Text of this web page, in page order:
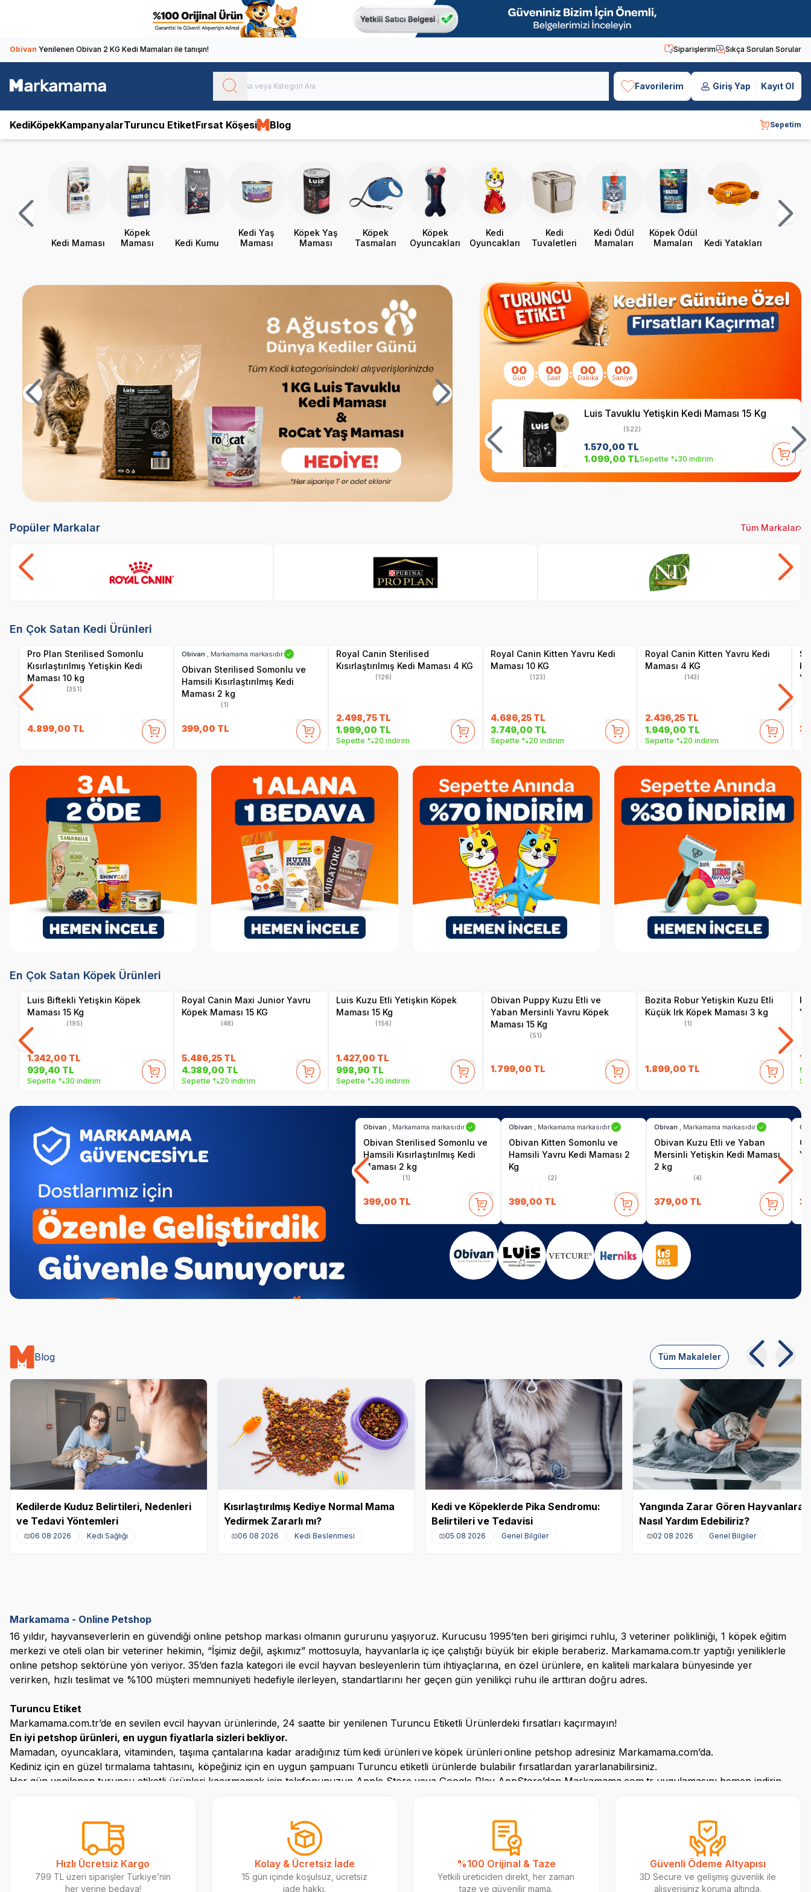
Obivan Yenilenen Obivan 2 KG Kedi Mamaları ile tanışın! Siparişlerim Sıkça Sorulan Sorular
Favorilerim Giriş Yap Kayıt Ol
KediKöpekKampanyalarTuruncu EtiketFırsat Köşesi Blog Sepetim
Kedi Maması
Köpek
Maması
Kedi Kumu
Kedi Yaş
Maması
Köpek Yaş
Maması
Köpek
Tasmaları
Köpek
Oyuncakları
Kedi
Oyuncakları
Kedi
Tuvaletleri
Kedi Ödül
Mamaları
Köpek Ödül
Mamaları
Kedi Yatakları
00
Gün : 00
Saat : 00
Dakika : 00
Saniye
Luis Tavuklu Yetişkin Kedi Maması 15 Kg
(522)
1.570,00 TL
1.099,00 TLSepette %30 indirim
Popüler Markalar Tüm Markalar
Royal Canin
En Çok Satan Kedi Ürünleri
Hızlı Teslimat
Kargo Bedava
Yetkili
Satıcı
Pro Plan Sterilised Somonlu
Kısırlaştırılmış Yetişkin Kedi
Maması 10 kg
(351)
4.899,00 TL
Obivan , Markamama markasıdır. ✓
Obivan Sterilised Somonlu ve
Hamsili Kısırlaştırılmış Kedi
Maması 2 kg
(1)
399,00 TL
Royal Canin Sterilised
Kısırlaştırılmış Kedi Maması 4 KG
(126)
2.498,75TL
1.999,00 TL
Sepette %20 indirim
Royal Canin Kitten Yavru Kedi
Maması 10 KG
(123)
4.686,25TL
3.749,00 TL
Sepette %20 indirim
Royal Canin Kitten Yavru Kedi
Maması 4 KG
(143)
2.436,25TL
1.949,00 TL
Sepette %20 indirim
En Çok Satan Köpek Ürünleri
Hızlı Teslimat
Kargo Bedava
Yetkili
Satıcı
Luis Biftekli Yetişkin Köpek
Maması 15 Kg
(195)
1.342,00 TL
939,40 TL
Sepette %30 indirim
Royal Canin Maxi Junior Yavru
Köpek Maması 15 KG
(48)
5.486,25TL
4.389,00 TL
Sepette %20 indirim
Luis Kuzu Etli Yetişkin Köpek
Maması 15 Kg
(156)
1.427,00 TL
998,90 TL
Sepette %30 indirim
Obivan Puppy Kuzu Etli ve
Yaban Mersinli Yavru Köpek
Maması 15 Kg
(51)
1.799,00 TL
Bozita Robur Yetişkin Kuzu Etli
Küçük Irk Köpek Maması 3 kg
(1)
1.899,00 TL
Obivan , Markamama markasıdır. ✓
Obivan Sterilised Somonlu ve
Hamsili Kısırlaştırılmış Kedi
Maması 2 kg
(1)
399,00 TL
Obivan , Markamama markasıdır. ✓
Obivan Kitten Somonlu ve
Hamsili Yavru Kedi Maması 2
Kg
(2)
399,00 TL
Obivan , Markamama markasıdır. ✓
Obivan Kuzu Etli ve Yaban
Mersinli Yetişkin Kedi Maması
2 kg
(4)
379,00 TL
Blog Tüm Makaleler
Kedilerde Kuduz Belirtileri, Nedenleri
ve Tedavi Yöntemleri
06 08 2026 Kedi Sağlığı
Kısırlaştırılmış Kediye Normal Mama
Yedirmek Zararlı mı?
06 08 2026 Kedi Beslenmesi
Kedi ve Köpeklerde Pika Sendromu:
Belirtileri ve Tedavisi
05 08 2026 Genel Bilgiler
Yangında Zarar Gören Hayvanlara
Nasıl Yardım Edebiliriz?
02 08 2026 Genel Bilgiler
Markamama - Online Petshop
16 yıldır, hayvanseverlerin en güvendiği online petshop markası olmanın gururunu yaşıyoruz. Kurucusu 1995’ten beri girişimci ruhlu, 3 veteriner polikliniği, 1 köpek eğitim
merkezi ve oteli olan bir veteriner hekimin, “İşimiz değil, aşkımız” mottosuyla, hayvanlarla iç içe çalıştığı büyük bir ekiple beraberiz. Markamama.com.tr yaptığı yeniliklerle
online petshop sektörüne yön veriyor. 35’den fazla kategori ile evcil hayvan besleyenlerin tüm ihtiyaçlarına, en özel ürünlere, en kaliteli markalara bünyesinde yer
verirken, hızlı teslimat ve %100 müşteri memnuniyeti hedefiyle ilerleyen, standartlarını her geçen gün yenilikçi ruhu ile arttıran doğru adres.
Turuncu Etiket
Markamama.com.tr’de en sevilen evcil hayvan ürünlerinde, 24 saatte bir yenilenen Turuncu Etiketli Ürünlerdeki fırsatları kaçırmayın!
En iyi petshop ürünleri, en uygun fiyatlarla sizleri bekliyor.
Mamadan, oyuncaklara, vitaminden, taşıma çantalarına kadar aradığınız tüm kedi ürünlerive köpek ürünlerionline petshop adresiniz Markamama.com’da.
Kediniz için en güzel tırmalama tahtasını, köpeğiniz için en uygun şampuanı Turuncu etiketli ürünlerde bulabilir fırsatlardan yararlanabilirsiniz.
Her gün yenilenen turuncu etiketli ürünleri kaçırmamak için telefonunuzun Apple Store veya Google Play AppStore’dan Markamama.com.tr uygulamasını hemen indirin.
4 Ekim Hayvanları Koruma Günü
Sosyal Sorumluluk Projesi
Sokaktaki dostlarımız için bir masaldan bir farkındalığa.
Markamama.com.tr olarak çocuklarımızda ve biz ebeveynlerde sokak hayvanlarına karşı güçlü bir farkındalık oluşturmak için 4 Ekim hayvanları koruma gününde Tarçın
isimli çocuk kitabını yayınlayarak sosyal sorumluluk projesini başlattık. Amacımız çocuklarımızın sevgi dolu dünyasına bu masalla dokunmaya çalışmak. Masalın tanıtım
animasyonunu da çocuklarımızın hayal dünyalarını zenginleştirecek şekilde tasarladık. Tanıtım animasyonumuzu birçok dijital kanal üzerinden paylaşarak daha fazla
Hızlı Ücretsiz Kargo
799 TL üzeri siparişler Türkiye’nin
her yerine bedava!
Kolay & Ücretsiz İade
15 gün içinde koşulsuz, ücretsiz
iade hakkı.
%100 Orijinal & Taze
Yetkili üreticiden direkt, her zaman
taze ve güvenilir mama.
Güvenli Ödeme Altyapısı
3D Secure ve gelişmiş güvenlik ile
alışverişiniz koruma altında.